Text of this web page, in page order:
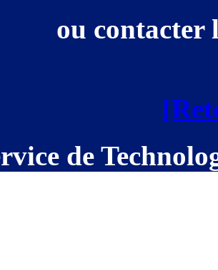
ou contacter
de